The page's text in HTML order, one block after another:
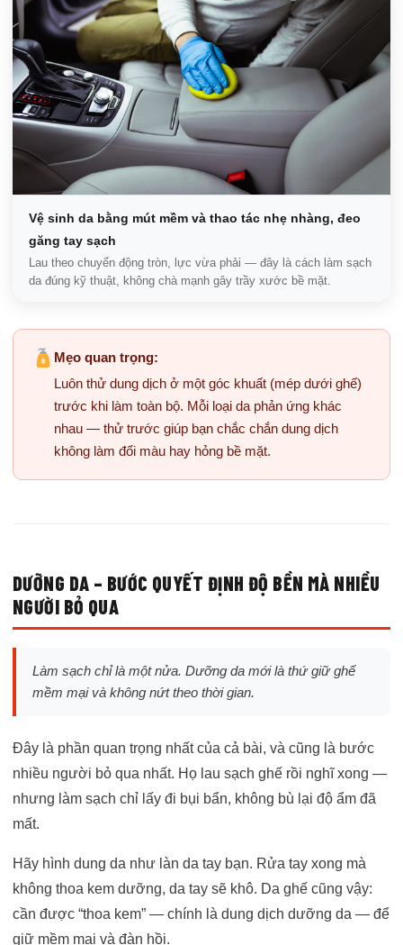
Vệ sinh da bằng mút mềm và thao tác nhẹ nhàng, đeo
găng tay sạch
Lau theo chuyển động tròn, lực vừa phải — đây là cách làm sạch
da đúng kỹ thuật, không chà mạnh gây trầy xước bề mặt.
Mẹo quan trọng:
Luôn thử dung dịch ở một góc khuất (mép dưới ghế)
trước khi làm toàn bộ. Mỗi loại da phản ứng khác
nhau — thử trước giúp bạn chắc chắn dung dịch
không làm đổi màu hay hỏng bề mặt.
DƯỠNG DA – BƯỚC QUYẾT ĐỊNH ĐỘ BỀN MÀ NHIỀU
NGƯỜI BỎ QUA
Làm sạch chỉ là một nửa. Dưỡng da mới là thứ giữ ghế
mềm mại và không nứt theo thời gian.
Đây là phần quan trọng nhất của cả bài, và cũng là bước
nhiều người bỏ qua nhất. Họ lau sạch ghế rồi nghĩ xong —
nhưng làm sạch chỉ lấy đi bụi bẩn, không bù lại độ ẩm đã
mất.
Hãy hình dung da như làn da tay bạn. Rửa tay xong mà
không thoa kem dưỡng, da tay sẽ khô. Da ghế cũng vậy:
cần được “thoa kem” — chính là dung dịch dưỡng da — để
giữ mềm mại và đàn hồi.